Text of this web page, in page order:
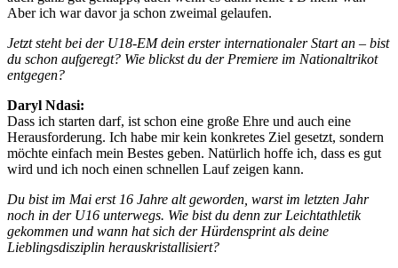
Aber ich war davor ja schon zweimal gelaufen.
Jetzt steht bei der U18-EM dein erster internationaler Start an – bist
du schon aufgeregt? Wie blickst du der Premiere im Nationaltrikot
entgegen?
Daryl Ndasi:
Dass ich starten darf, ist schon eine große Ehre und auch eine
Herausforderung. Ich habe mir kein konkretes Ziel gesetzt, sondern
möchte einfach mein Bestes geben. Natürlich hoffe ich, dass es gut
wird und ich noch einen schnellen Lauf zeigen kann.
Du bist im Mai erst 16 Jahre alt geworden, warst im letzten Jahr
noch in der U16 unterwegs. Wie bist du denn zur Leichtathletik
gekommen und wann hat sich der Hürdensprint als deine
Lieblingsdisziplin herauskristallisiert?